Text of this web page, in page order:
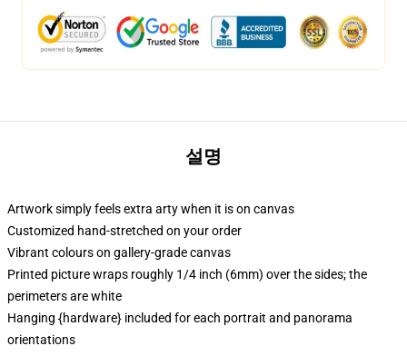
설명
Artwork simply feels extra arty when it is on canvas
Customized hand-stretched on your order
Vibrant colours on gallery-grade canvas
Printed picture wraps roughly 1/4 inch (6mm) over the sides; the
perimeters are white
Hanging {hardware} included for each portrait and panorama
orientations